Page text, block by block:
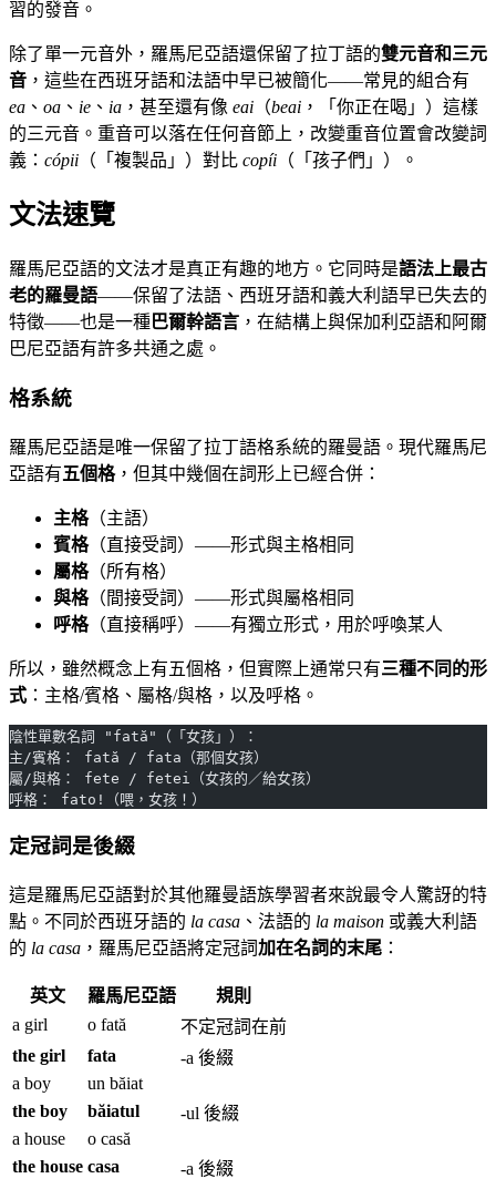
習的發音。
除了單一元音外，羅馬尼亞語還保留了拉丁語的雙元音和三元
音 ，這些在西班牙語和法語中早已被簡化——常見的組合有
ea 、 oa 、 ie 、 ia ，甚至還有像 eai （beai ，「你正在喝」）這樣
的三元音。重音可以落在任何音節上，改變重音位置會改變詞
義： cópii （「複製品」）對比 copíi （「孩子們」）。
文法速覽
羅馬尼亞語的文法才是真正有趣的地方。它同時是語法上最古
老的羅曼語——保留了法語、西班牙語和義大利語早已失去的
特徵——也是一種 巴爾幹語言 ，在結構上與保加利亞語和阿爾
巴尼亞語有許多共通之處。
格系統
羅馬尼亞語是唯一保留了拉丁語格系統的羅曼語。現代羅馬尼
亞語有五個格，但其中幾個在詞形上已經合併：
主格（主語）
賓格（直接受詞）——形式與主格相同
屬格（所有格）
與格（間接受詞）——形式與屬格相同
呼格（直接稱呼）——有獨立形式，用於呼喚某人
所以，雖然概念上有五個格，但實際上通常只有三種不同的形
式 ：主格/賓格、屬格/與格，以及呼格。
陰性單數名詞 "fată"（「女孩」）：
主/賓格： fată / fata（那個女孩）
屬/與格： fete / fetei（女孩的／給女孩）
呼格： fato!（喂，女孩！）
定冠詞是後綴
這是羅馬尼亞語對於其他羅曼語族學習者來說最令人驚訝的特
點。不同於西班牙語的 la casa 、法語的 la maison 或義大利語
的 la casa ，羅馬尼亞語將定冠詞加在名詞的末尾 ：
英文 羅馬尼亞語
規則
a girl
o fată
不定冠詞在前
the girl
fata
-a 後綴
a boy
un băiat
the boy
băiatul
-ul 後綴
a house
o casă
the house casa -a 後綴